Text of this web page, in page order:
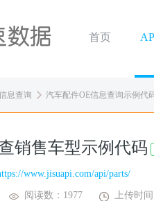
首页
息查询 汽车配件OE信息查询示例代
销售车型示例代码
www.jisuapi.com/api/parts/
阅读数：1977 上传时